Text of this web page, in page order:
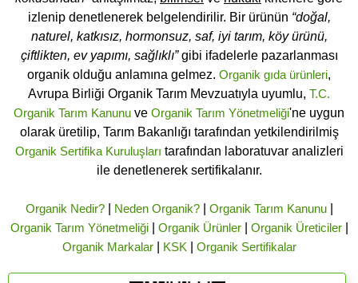
izlenip denetlenerek belgelendirilir. Bir ürünün “doğal,
naturel, katkısız, hormonsuz, saf, iyi tarım, köy ürünü,
çiftlikten, ev yapımı, sağlıklı”gibi ifadelerle pazarlanması
organik olduğu anlamına gelmez. Organik gıda ürünleri,
Avrupa Birliği Organik Tarım Mevzuatıyla uyumlu, T.C.
Organik Tarım Kanunu ve Organik Tarım Yönetmeliği'ne uygun
olarak üretilip, Tarım Bakanlığı tarafından yetkilendirilmiş
Organik Sertifika Kuruluşları tarafından laboratuvar analizleri
ile denetlenerek sertifikalanır.
Organik Nedir?| Neden Organik?| Organik Tarım Kanunu|
Organik Tarım Yönetmeliği| Organik Ürünler| Organik Üreticiler|
Organik Markalar| KSK Organik Sertifikalar